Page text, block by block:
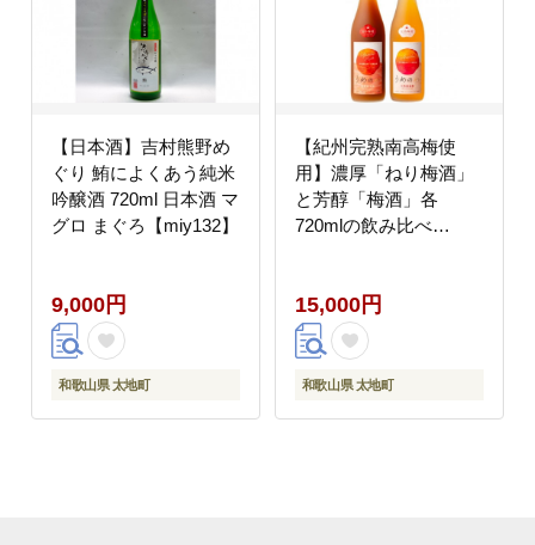
【日本酒】吉村熊野め
ぐり 鮪によくあう純米
吟醸酒 720ml 日本酒 マ
グロ まぐろ【miy132】
9,000円
和歌山県 太地町
【紀州完熟南高梅使
用】濃厚「ねり梅酒」
と芳醇「梅酒」各
720mlの飲み比べ
15,000円
和歌山県 太地町